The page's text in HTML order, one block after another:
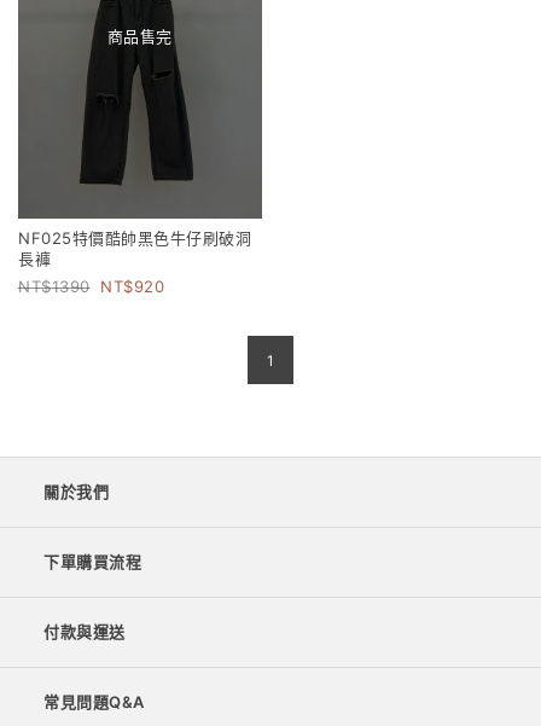
商品售完
NF025特價酷帥黑色牛仔刷破洞
長褲
1390
920
1
關於我們
下單購買流程
付款與運送
常見問題Q&A